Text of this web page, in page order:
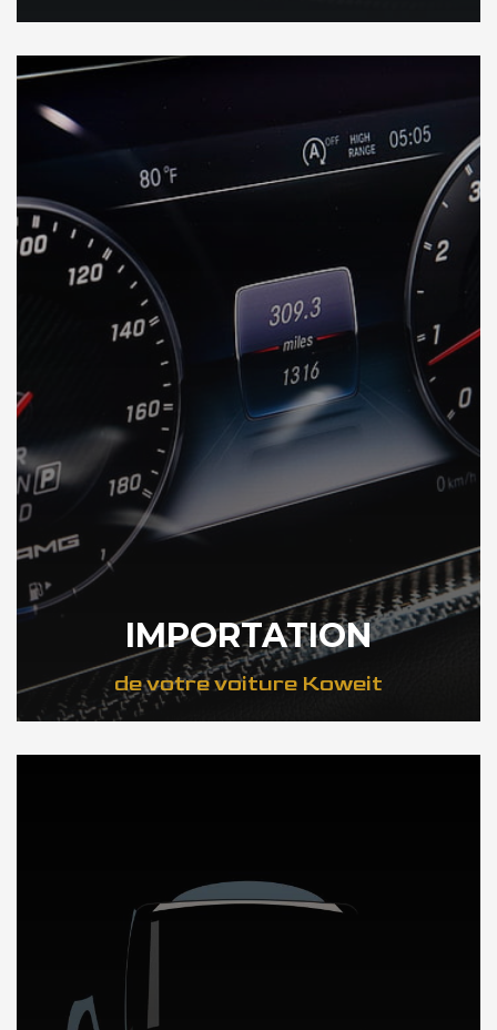
DÉCOUVREZ VOTRE INSPECTION AUTO au Koweit
IMPORTATION
de votre voiture Koweit
DÉCOUVREZ NOTRE IMPORTATION AUTO au Koweit